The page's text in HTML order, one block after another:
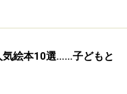
気絵本10選……子どもと